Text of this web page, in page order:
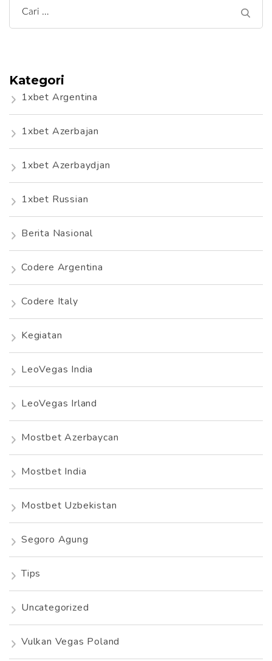
Cari
untuk:
Kategori
1xbet Argentina
1xbet Azerbajan
1xbet Azerbaydjan
1xbet Russian
Berita Nasional
Codere Argentina
Codere Italy
Kegiatan
LeoVegas India
LeoVegas Irland
Mostbet Azerbaycan
Mostbet India
Mostbet Uzbekistan
Segoro Agung
Tips
Uncategorized
Vulkan Vegas Poland